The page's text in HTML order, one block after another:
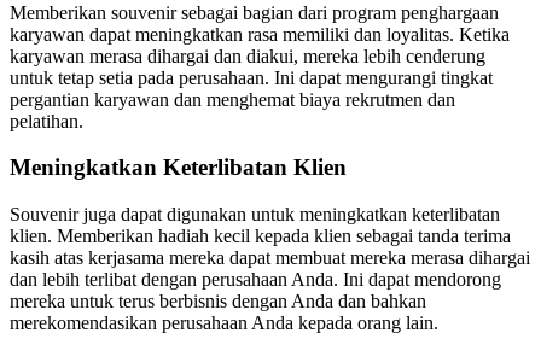
Memberikan souvenir sebagai bagian dari program penghargaan
karyawan dapat meningkatkan rasa memiliki dan loyalitas. Ketika
karyawan merasa dihargai dan diakui, mereka lebih cenderung
untuk tetap setia pada perusahaan. Ini dapat mengurangi tingkat
pergantian karyawan dan menghemat biaya rekrutmen dan
pelatihan.
Meningkatkan Keterlibatan Klien
Souvenir juga dapat digunakan untuk meningkatkan keterlibatan
klien. Memberikan hadiah kecil kepada klien sebagai tanda terima
kasih atas kerjasama mereka dapat membuat mereka merasa dihargai
dan lebih terlibat dengan perusahaan Anda. Ini dapat mendorong
mereka untuk terus berbisnis dengan Anda dan bahkan
merekomendasikan perusahaan Anda kepada orang lain.